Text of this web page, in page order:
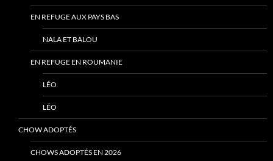
EN REFUGE AUX PAYS BAS
NALA ET BALOU
EN REFUGE EN ROUMANIE
LÉO
LÉO
CHOW ADOPTÉS
CHOWS ADOPTÉS EN 2026